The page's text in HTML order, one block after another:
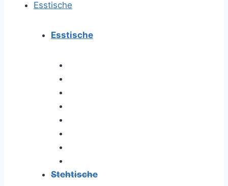
Esstische
Esstische
Stehtische